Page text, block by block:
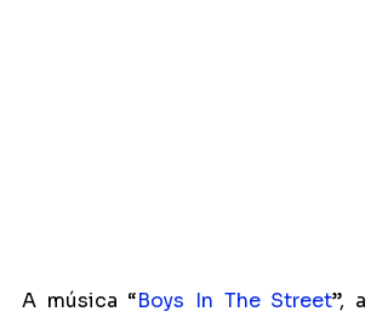
A música “Boys In The Street”, a